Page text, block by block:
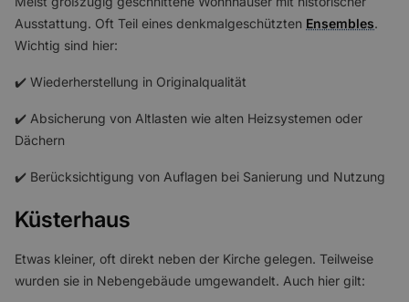
Ausstattung. Oft Teil eines denkmalgeschützten Ensembles.
Wichtig sind hier:
✔️ Wiederherstellung in Originalqualität
✔️ Absicherung von Altlasten wie alten Heizsystemen oder
Dächern
✔️ Berücksichtigung von Auflagen bei Sanierung und Nutzung
Küsterhaus
Etwas kleiner, oft direkt neben der Kirche gelegen. Teilweise
wurden sie in Nebengebäude umgewandelt. Auch hier gilt: